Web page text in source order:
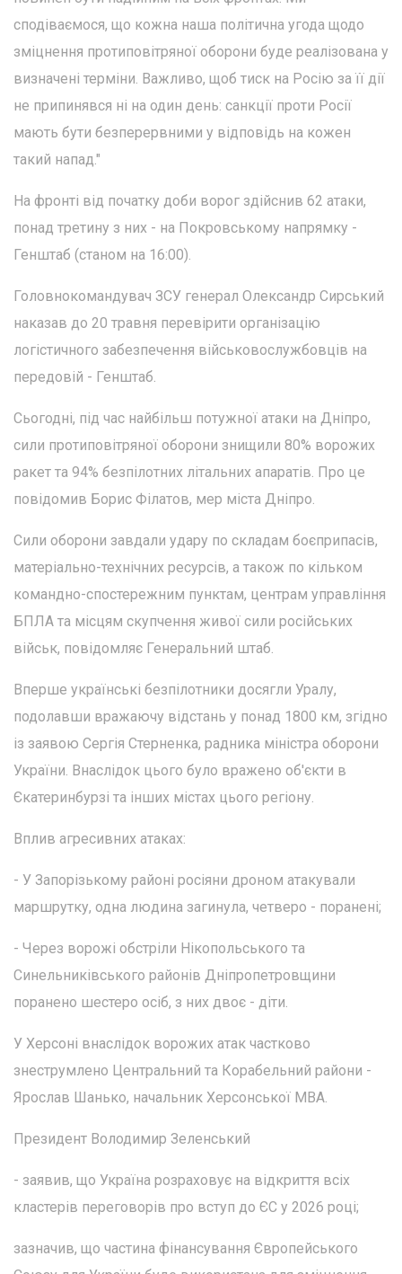
сподіваємося, що кожна наша політична угода щодо
зміцнення протиповітряної оборони буде реалізована у
визначені терміни. Важливо, щоб тиск на Росію за її дії
не припинявся ні на один день: санкції проти Росії
мають бути безперервними у відповідь на кожен
такий напад."
На фронті від початку доби ворог здійснив 62 атаки,
понад третину з них - на Покровському напрямку -
Генштаб (станом на 16:00).
Головнокомандувач ЗСУ генерал Олександр Сирський
наказав до 20 травня перевірити організацію
логістичного забезпечення військовослужбовців на
передовій - Генштаб.
Сьогодні, під час найбільш потужної атаки на Дніпро,
сили протиповітряної оборони знищили 80% ворожих
ракет та 94% безпілотних літальних апаратів. Про це
повідомив Борис Філатов, мер міста Дніпро.
Сили оборони завдали удару по складам боєприпасів,
матеріально-технічних ресурсів, а також по кільком
командно-спостережним пунктам, центрам управління
БПЛА та місцям скупчення живої сили російських
військ, повідомляє Генеральний штаб.
Вперше українські безпілотники досягли Уралу,
подолавши вражаючу відстань у понад 1800 км, згідно
із заявою Сергія Стерненка, радника міністра оборони
України. Внаслідок цього було вражено об'єкти в
Єкатеринбурзі та інших містах цього регіону.
Вплив агресивних атаках:
- У Запорізькому районі росіяни дроном атакували
маршрутку, одна людина загинула, четверо - поранені;
- Через ворожі обстріли Нікопольського та
Синельниківського районів Дніпропетровщини
поранено шестеро осіб, з них двоє - діти.
У Херсоні внаслідок ворожих атак частково
знеструмлено Центральний та Корабельний райони -
Ярослав Шанько, начальник Херсонської МВА.
Президент Володимир Зеленський
- заявив, що Україна розраховує на відкриття всіх
кластерів переговорів про вступ до ЄС у 2026 році;
зазначив, що частина фінансування Європейського